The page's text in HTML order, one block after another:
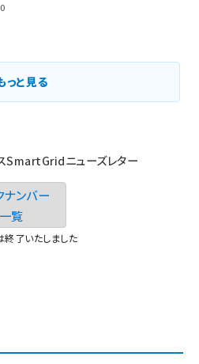
っと見る
SmartGridニューズレター
ナンバー
一覧
了いたしました